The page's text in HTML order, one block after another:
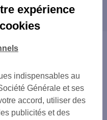
expérience
indispensables au
Générale et ses
accord, utiliser des
publicités et des